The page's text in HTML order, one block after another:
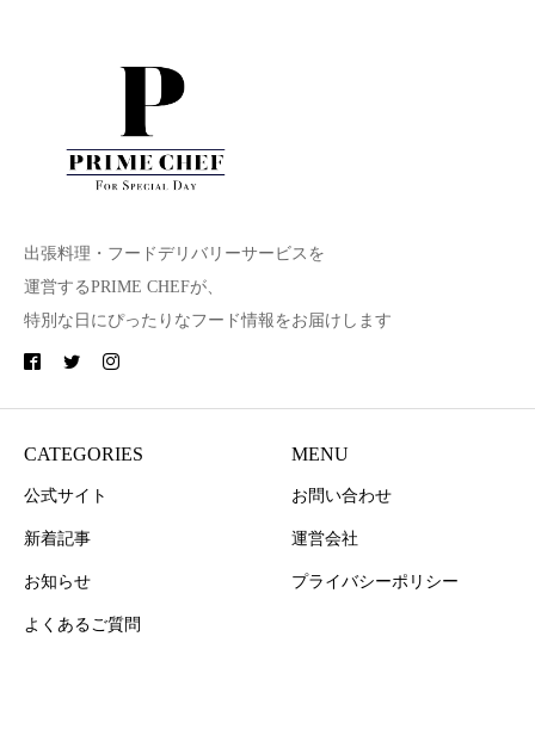
出張料理・フードデリバリーサービスを
運営するPRIME CHEFが、
特別な日にぴったりなフード情報をお届けします
CATEGORIES
公式サイト
新着記事
お知らせ
よくあるご質問
MENU
お問い合わせ
運営会社
プライバシーポリシー